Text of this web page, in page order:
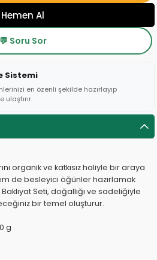
💬 Soru Sor
Sistemi
en özenli şekilde hazırlayıp
ulaştırır.
organik ve katkısız haliyle bir araya
de besleyici öğünler hazırlamak
Seti, doğallığı ve sadeliğiyle
bir temel oluşturur.
g